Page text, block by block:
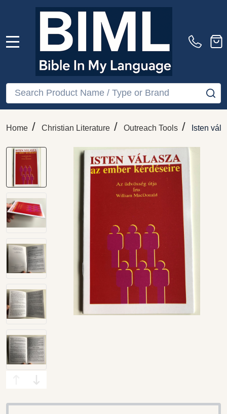
Search
Home / Christian Literature / Outreach Tools / Isten